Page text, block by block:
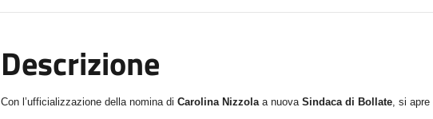
Descrizione
Con l’ufficializzazione della nomina di Carolina Nizzolaa nuova Sindaca di Bollate, si apre